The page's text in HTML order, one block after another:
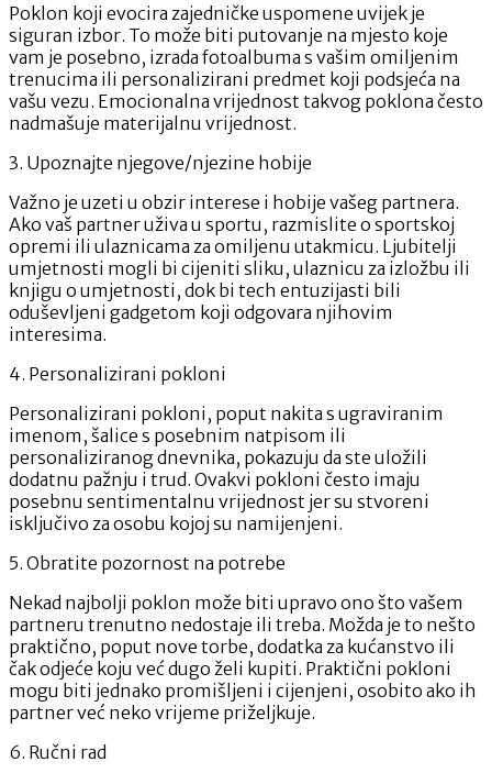
Poklon koji evocira zajedničke uspomene uvijek je
siguran izbor. To može biti putovanje na mjesto koje
vam je posebno, izrada fotoalbuma s vašim omiljenim
trenucima ili personalizirani predmet koji podsjeća na
vašu vezu. Emocionalna vrijednost takvog poklona često
nadmašuje materijalnu vrijednost.
3. Upoznajte njegove/njezine hobije
Važno je uzeti u obzir interese i hobije vašeg partnera.
Ako vaš partner uživa u sportu, razmislite o sportskoj
opremi ili ulaznicama za omiljenu utakmicu. Ljubitelji
umjetnosti mogli bi cijeniti sliku, ulaznicu za izložbu ili
knjigu o umjetnosti, dok bi tech entuzijasti bili
oduševljeni gadgetom koji odgovara njihovim
interesima.
4. Personalizirani pokloni
Personalizirani pokloni, poput nakita s ugraviranim
imenom, šalice s posebnim natpisom ili
personaliziranog dnevnika, pokazuju da ste uložili
dodatnu pažnju i trud. Ovakvi pokloni često imaju
posebnu sentimentalnu vrijednost jer su stvoreni
isključivo za osobu kojoj su namijenjeni.
5. Obratite pozornost na potrebe
Nekad najbolji poklon može biti upravo ono što vašem
partneru trenutno nedostaje ili treba. Možda je to nešto
praktično, poput nove torbe, dodatka za kućanstvo ili
čak odjeće koju već dugo želi kupiti. Praktični pokloni
mogu biti jednako promišljeni i cijenjeni, osobito ako ih
partner već neko vrijeme priželjkuje.
6. Ručni rad